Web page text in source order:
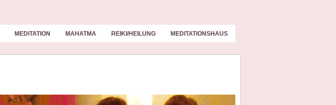
MEDITATION MAHATMA REIKI/HEILUNG MEDITATIONSHAUS